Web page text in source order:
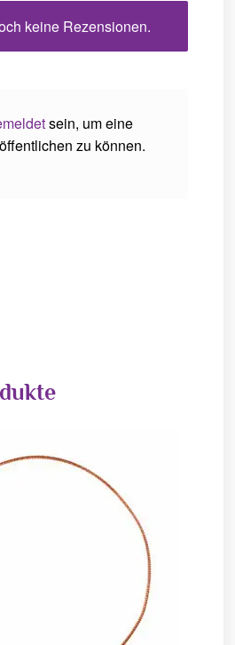
keine Rezensionen.
sein, um eine
zu können.